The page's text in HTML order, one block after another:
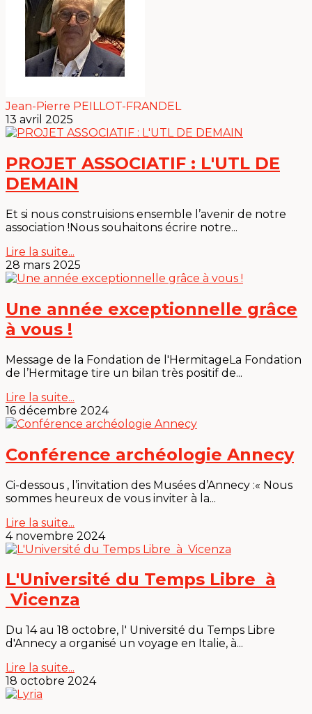
Jean-Pierre PEILLOT-FRANDEL
13 avril 2025
PROJET ASSOCIATIF : L'UTL DE
DEMAIN
Et si nous construisions ensemble l’avenir de notre
association !Nous souhaitons écrire notre...
Lire la suite...
28 mars 2025
Une année exceptionnelle grâce
à vous !
Message de la Fondation de l'HermitageLa Fondation
de l’Hermitage tire un bilan très positif de...
Lire la suite...
16 décembre 2024
Conférence archéologie Annecy
Ci-dessous , l’invitation des Musées d’Annecy :« Nous
sommes heureux de vous inviter à la...
Lire la suite...
4 novembre 2024
L'Université du Temps Libre à
Vicenza
Du 14 au 18 octobre, l' Université du Temps Libre
d'Annecy a organisé un voyage en Italie, à...
Lire la suite...
18 octobre 2024